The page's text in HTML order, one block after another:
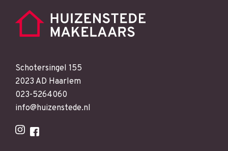
Schotersingel 155
2023 AD Haarlem
023-5264060
info@huizenstede.nl